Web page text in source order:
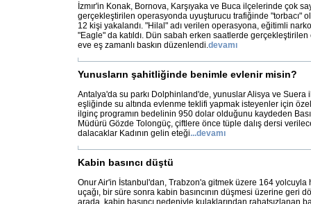
İzmır'in Konak, Bornova, Karşıyaka ve Buca ilçelerinde çok
gerçekleştirilen operasyonda uyuşturucu trafiğinde "torbacı"
12 kişi yakalandı. "Hilal" adı verilen operasyona, eğitimli
"Eagle" da katıldı. Dün sabah erken saatlerde
eve eş zamanlı baskın düzenlendi.devamı
Yunusların şahitliğinde benimle evlenir misin?
Antalya'da su parkı Dolphinland'de, yunuslar Alisya ve Suera
eşliğinde su altında evlenme teklifi yapmak isteyenler için
ilginç programın bedelinin 950 dolar olduğunu kaydeden
Müdürü Gözde Tolongüç, çiftlere önce tüple dalış dersi
dalacaklar Kadının gelin eteği...devamı
Kabin basıncı düştü
Onur Air'in İstanbul'dan, Trabzon'a gitmek üzere 164
uçağı, bir süre sonra kabin basıncının düşmesi üzerine geri
arada, kabin basıncı nedeniyle kulaklarından rahatsızlanan